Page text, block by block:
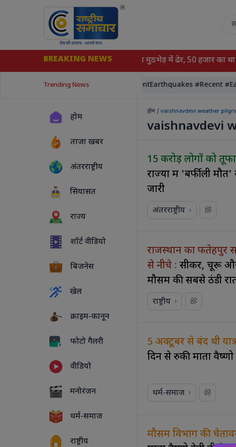
BREAKING NEWS
से दुष्कर्म-हत्या मामले का आरोपी पुलिस मुठभेड़ में ढेर, 50 हजार का था
Trending News
modi # Narendramodi #RecentEarthquakes #Recent
होम
ताजा खबर
अंतरराष्ट्रीय
सियासत
राज्य
शॉर्ट वीडियो
बिजनेस
खेल
क्राइम-कानून
फोटो गैलरी
वीडियो
मनोरंजन
धर्म-समाज
राष्ट्रीय
होम / vaishnavdevi weather
vaishnavdevi
15 करोड़ लोगों को
राज्यों में 'बर्फीली
जारी
अंतरराष्ट्रीय
राजस्थान का फतेहपुर
से नीचे :सीकर, चूरू
मौसम की सबसे ठंडी
राष्ट्रीय
5 अक्टूबर से बंद थी
दिन से रुकी माता वैष्णो
धर्म-समाज
मौसम विभाग की